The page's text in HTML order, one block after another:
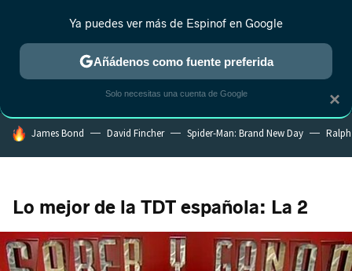
ESTRENOS REALITY ANIME RANKINGS CINE
HOY SE HABLA DE
James Bond David Fincher Spider-Man: Brand New Day
Lo mejor de la TDT española: La 2
×
Ya puedes ver más de Espinof en Google
Añádenos como fuente preferida
Solo necesitas una cuenta de Google